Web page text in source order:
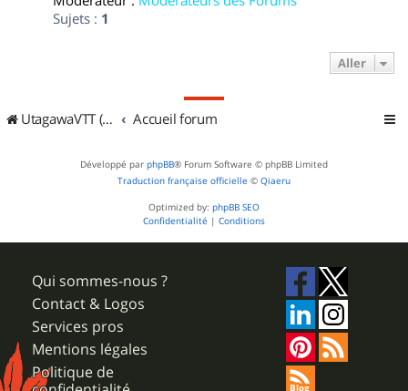
Sujets : 1
Aller
UtagawaVTT (Randos VTT et VTTAE avec traces GPS) Accueil forum
Développé par phpBB® Forum Software © phpBB Limited
Traduction française officielle © Qiaeru
Optimized by: phpBB SEO
Confidentialité | Conditions
Qui sommes-nous ?
Contact & Logos
Services pros
Mentions légales
Politique de